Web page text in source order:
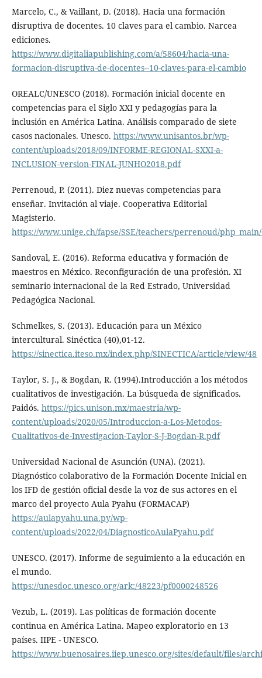
Marcelo, C., & Vaillant, D. (2018). Hacia una formación
disruptiva de docentes. 10 claves para el cambio. Narcea
ediciones.
https://www.digitaliapublishing.com/a/58604/hacia-una-
formacion-disruptiva-de-docentes--10-claves-para-el-cambio
OREALC/UNESCO (2018). Formación inicial docente en
competencias para el Siglo XXI y pedagogías para la
inclusión en América Latina. Análisis comparado de siete
casos nacionales. Unesco. https://www.unisantos.br/wp-
content/uploads/2018/09/INFORME-REGIONAL-SXXI-a-
INCLUSION-version-FINAL-JUNHO2018.pdf
Perrenoud, P. (2011). Diez nuevas competencias para
enseñar. Invitación al viaje. Cooperativa Editorial
Magisterio.
https://www.unige.ch/fapse/SSE/teachers/perrenoud/php_main/
Sandoval, E. (2016). Reforma educativa y formación de
maestros en México. Reconfiguración de una profesión. XI
seminario internacional de la Red Estrado, Universidad
Pedagógica Nacional.
Schmelkes, S. (2013). Educación para un México
intercultural. Sinéctica (40),01-12.
https://sinectica.iteso.mx/index.php/SINECTICA/article/view/48
Taylor, S. J., & Bogdan, R. (1994).Introducción a los métodos
cualitativos de investigación. La búsqueda de significados.
Paidós. https://pics.unison.mx/maestria/wp-
content/uploads/2020/05/Introduccion-a-Los-Metodos-
Cualitativos-de-Investigacion-Taylor-S-J-Bogdan-R.pdf
Universidad Nacional de Asunción (UNA). (2021).
Diagnóstico colaborativo de la Formación Docente Inicial en
los IFD de gestión oficial desde la voz de sus actores en el
marco del proyecto Aula Pyahu (FORMACAP)
https://aulapyahu.una.py/wp-
content/uploads/2022/04/DiagnosticoAulaPyahu.pdf
UNESCO. (2017). Informe de seguimiento a la educación en
el mundo.
https://unesdoc.unesco.org/ark:/48223/pf0000248526
Vezub, L. (2019). Las políticas de formación docente
continua en América Latina. Mapeo exploratorio en 13
países. IIPE - UNESCO.
https://www.buenosaires.iiep.unesco.org/sites/default/files/